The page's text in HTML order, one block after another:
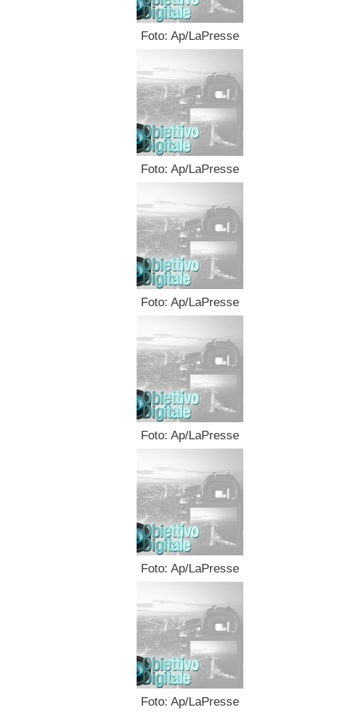
Foto: Ap/LaPresse
Foto: Ap/LaPresse
Foto: Ap/LaPresse
Foto: Ap/LaPresse
Foto: Ap/LaPresse
Foto: Ap/LaPresse